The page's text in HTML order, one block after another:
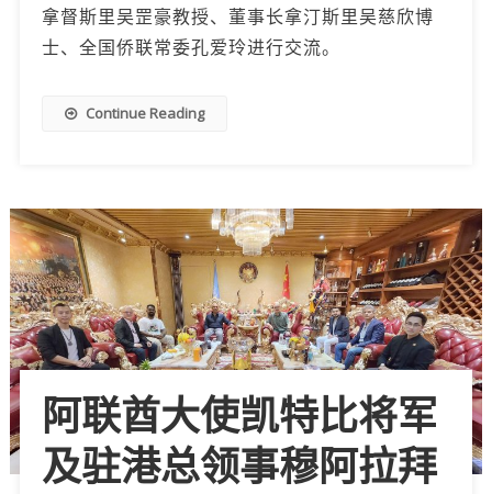
拿督斯里吴罡豪教授、董事长拿汀斯里吴慈欣博
士、全国侨联常委孔爱玲进行交流。
Continue Reading
阿联酋大使凯特比将军
及驻港总领事穆阿拉拜